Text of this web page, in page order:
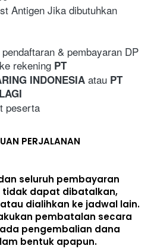
Antigen Jika dibutuhkan
& pembayaran DP
rekening PT
INDONESIA atau PT
peserta
PERJALANAN
seluruh pembayaran
tidak dapat dibatalkan,
dialihkan ke jadwal lain.
pembatalan secara
pengembalian dana
bentuk apapun.